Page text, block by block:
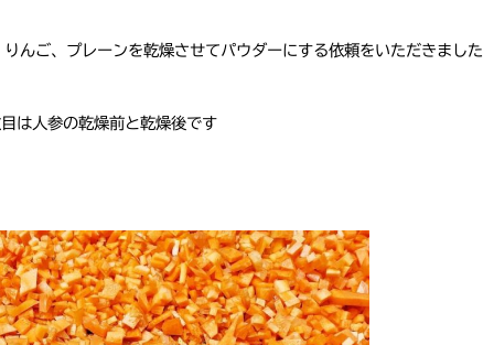
んご、プレーンを乾燥させてパウダーにする依頼をいただきました
は人参の乾燥前と乾燥後です